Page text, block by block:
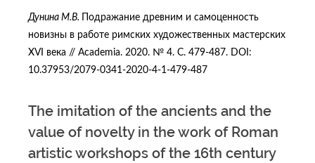
Дунина М.В.
Подражание древним и самоценность
новизны в работе римских художественных мастерских
XVI века // Academia. 2020. № 4. C. 479-487. DOI:
10.37953/2079-0341-2020-4-1-479-487
The imitation of the ancients and the
value of novelty in the work of Roman
artistic workshops of the 16th century